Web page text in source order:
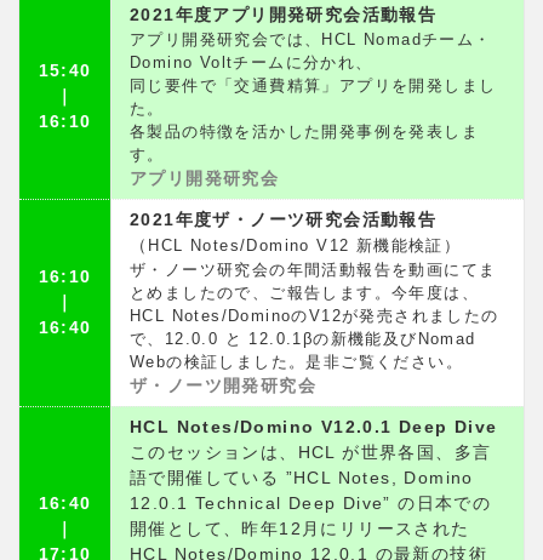
15:40
16:10
2021年度アプリ開発研究会活動報告
アプリ開発研究会では、HCL Nomadチーム・
Domino Voltチームに分かれ、
同じ要件で「交通費精算」アプリを開発しまし
た。
各製品の特徴を活かした開発事例を発表しま
す。
アプリ開発研究会
16:10
16:40
2021年度ザ・ノーツ研究会活動報告
（ HCL Notes/Domino V12 新機能検証）
ザ・ノーツ研究会の年間活動報告を動画にてま
とめましたので、ご報告します。今年度は、
HCL Notes/DominoのV12が発売されましたの
で、12.0.0 と 12.0.1βの新機能及びNomad
Webの検証しました。是非ご覧ください。
ザ・ノーツ開発研究会
16:40
17:10
HCL Notes/Domino V12.0.1 Deep Dive​
このセッションは、HCL が世界各国、多言
語で開催している ”HCL Notes, Domino
12.0.1 Technical Deep Dive” の日本での
開催として、昨年12月にリリースされた
HCL Notes/Domino 12.0.1 の最新の技術